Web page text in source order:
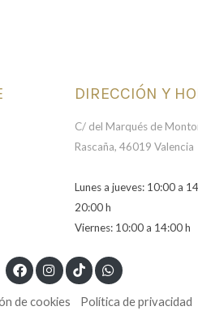
DIRECCIÓN Y
C/ del Marqués de
Rascaña, 46019 Valencia
Lunes a jueves: 10:00 a
20:00 h
Viernes: 10:00 a 14:00 h
de cookies Política de privacidad